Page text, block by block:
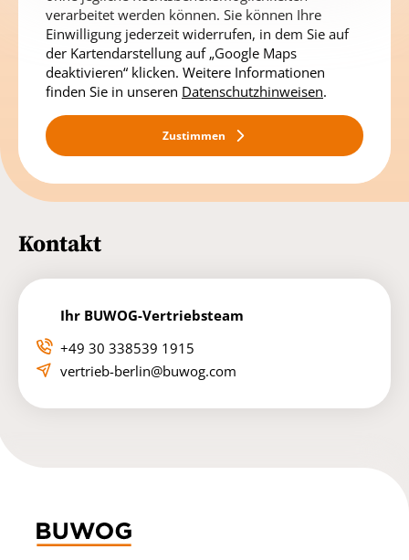
verarbeitet werden können. Sie können Ihre
Einwilligung jederzeit widerrufen, in dem Sie auf
der Kartendarstellung auf „Google Maps
deaktivieren“ klicken. Weitere Informationen
finden Sie in unseren Datenschutzhinweisen.
Zustimmen
Kontakt
Ihr BUWOG-Vertriebsteam
+49 30 338539 1915
vertrieb-berlin@buwog.com